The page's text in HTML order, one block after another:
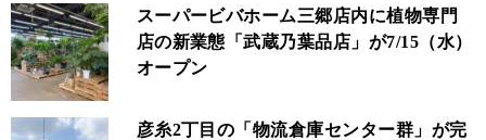
スーパービバホーム三郷店内に植物専門
店の新業態「武蔵乃葉品店」が7/15（水）
オープン
彦糸2丁目の「物流倉庫センター群」が完